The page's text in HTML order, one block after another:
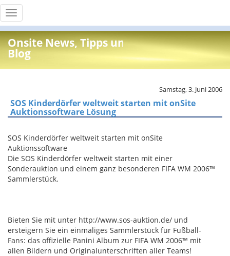
Toggle
navigation
Onsite News, Tipps und Info
Blog
Samstag, 3. Juni 2006
SOS Kinderdörfer weltweit starten mit onSite
Auktionssoftware Lösung
SOS Kinderdörfer weltweit starten mit onSite
Auktionssoftware
Die SOS Kinderdörfer weltweit starten mit einer
Sonderauktion und einem ganz besonderen FIFA WM 2006™
Sammlerstück.
Bieten Sie mit unter http://www.sos-auktion.de/ und
ersteigern Sie ein einmaliges Sammlerstück für Fußball-
Fans: das offizielle Panini Album zur FIFA WM 2006™ mit
allen Bildern und Originalunterschriften aller Teams!